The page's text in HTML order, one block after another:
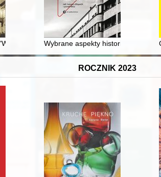
Kieleckie" : "roboty finansowane
Wybrane aspekty historii
ROCZNIK 2023